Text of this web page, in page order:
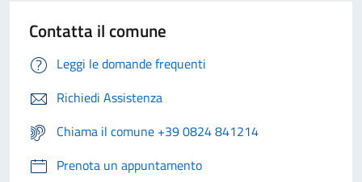
Contatta il comune
Leggi le domande frequenti
Richiedi Assistenza
Chiama il comune +39 0824 841214
Prenota un appuntamento